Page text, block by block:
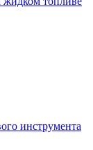
инструмента